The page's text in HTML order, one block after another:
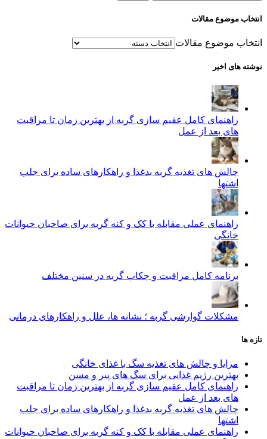
انتخاب موضوع مقالات
انتخاب موضوع مقالات
نوشته های اخیر
راهنمای کامل عقیم سازی گربه از بهترین زمان تا مراقبت‌
های بعد از عمل
چالش‌ های تغذیه گربه بدغذا و راهکارهای ساده برای جلب
اشتها
راهنمای عملی مقابله با کک و کنه گربه برای صاحبان حیوانات
خانگی
برنامه کامل مراقبت و چکاپ گربه در سنین مختلف
مشکلات گوارشی گربه ؛ نشانه‌ ها، علل و راهکارهای درمانی
تازه ها
مزایا و چالش‌ های تغذیه سگ با غذای خانگی
بهترین رژیم غذایی برای سگ‌ های پیر و مسن
راهنمای کامل عقیم سازی گربه از بهترین زمان تا مراقبت‌
های بعد از عمل
چالش‌ های تغذیه گربه بدغذا و راهکارهای ساده برای جلب
اشتها
راهنمای عملی مقابله با کک و کنه گربه برای صاحبان حیوانات